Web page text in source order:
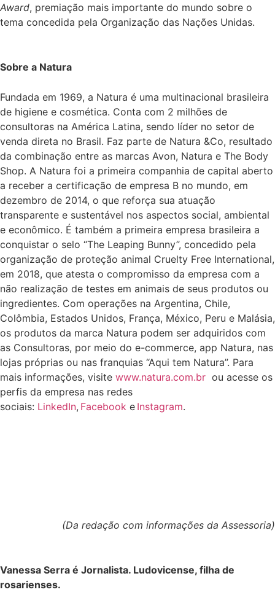
Award, premiação mais importante do mundo sobre o
tema concedida pela Organização das Nações Unidas.
Sobre a Natura
Fundada em 1969, a Natura é uma multinacional brasileira
de higiene e cosmética. Conta com 2 milhões de
consultoras na América Latina, sendo líder no setor de
venda direta no Brasil. Faz parte de Natura &Co, resultado
da combinação entre as marcas Avon, Natura e The Body
Shop. A Natura foi a primeira companhia de capital aberto
a receber a certificação de empresa B no mundo, em
dezembro de 2014, o que reforça sua atuação
transparente e sustentável nos aspectos social, ambiental
e econômico. É também a primeira empresa brasileira a
conquistar o selo “The Leaping Bunny”, concedido pela
organização de proteção animal Cruelty Free International,
em 2018, que atesta o compromisso da empresa com a
não realização de testes em animais de seus produtos ou
ingredientes. Com operações na Argentina, Chile,
Colômbia, Estados Unidos, França, México, Peru e Malásia,
os produtos da marca Natura podem ser adquiridos com
as Consultoras, por meio do e-commerce, app Natura, nas
lojas próprias ou nas franquias “Aqui tem Natura”. Para
mais informações, visite www.natura.com.br ou acesse os
perfis da empresa nas redes
sociais: LinkedIn, Facebook e Instagram.
(Da redação com informações da Assessoria)
Vanessa Serra é Jornalista. Ludovicense, filha de
rosarienses.